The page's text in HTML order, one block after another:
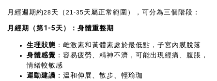
月經週期約28天（ 21-35天屬正常範圍），可分為三個階段：
月經期（第1-5天）：身體重整期
生理狀態 ：雌激素和黃體素處於最低點，子宮內膜脫落
身體感覺 ：容易疲勞、精神不濟，可能出現經痛、腹脹，
情緒較敏感
運動建議 ：溫和伸展、散步、輕瑜珈